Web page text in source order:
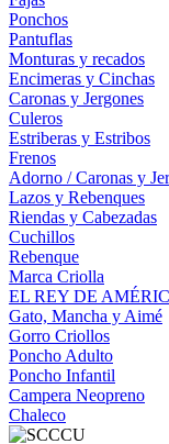
Ponchos
Pantuflas
Monturas y recados
Encimeras y Cinchas
Caronas y Jergones
Culeros
Estriberas y Estribos
Frenos
Adorno / Caronas y
Lazos y Rebenques
Riendas y Cabezadas
Cuchillos
Rebenque
Marca Criolla
EL REY DE
Gato, Mancha y Aimé
Gorro Criollos
Poncho Adulto
Poncho Infantil
Campera Neopreno
Chaleco